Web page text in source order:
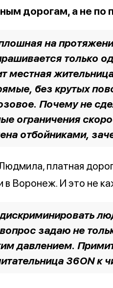
дорогам, а не
на
только
местная
без крутых
Почему не
ограничения
отбойниками,
платная
в Воронеж. И это не
задаю не
давлением.
36ON к